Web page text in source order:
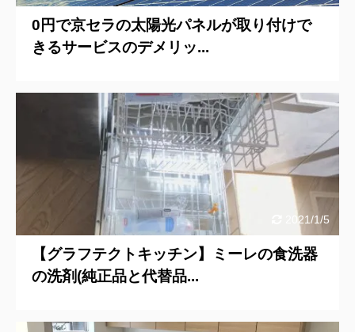
0円で京セラの太陽光パネルが取り付けで
きるサービスのデメリッ...
2021/1/5
【グラフテクトキッチン】ミーレの食洗器
の洗剤(純正品と代替品...